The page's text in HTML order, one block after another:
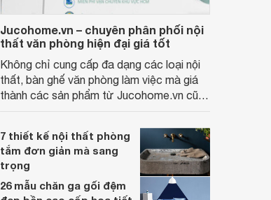
Jucohome.vn – chuyên phân phối nội
thất văn phòng hiện đại giá tốt
Không chỉ cung cấp đa dạng các loại nội
thất, bàn ghế văn phòng làm việc mà giá
thành các sản phẩm từ Jucohome.vn cũng
7 thiết kế nội thất phòng
tắm đơn giản mà sang
trọng
26 mẫu chăn ga gối đệm